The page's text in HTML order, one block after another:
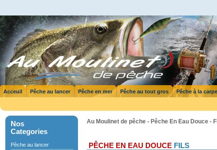
Acceuil Pêche au lancer Pêche en mer Pêche au tout gros Pêche à la carpe
Nos
Categories
Pêche au lancer
Au Moulinet de pêche - Pêche En Eau Douce -
PÊCHE EN EAU DOUCE FILS